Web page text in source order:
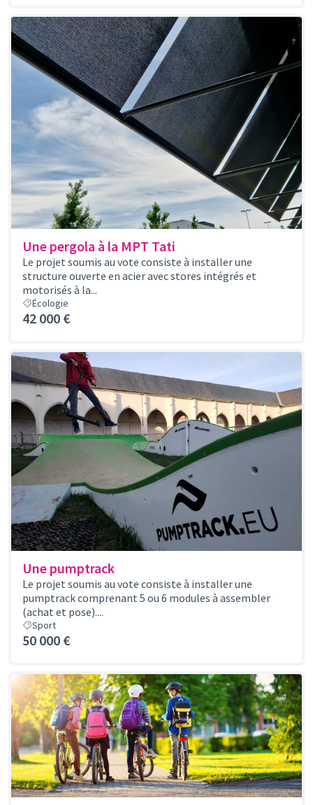
Une pergola à la MPT Tati
Le projet soumis au vote consiste à installer une
structure ouverte en acier avec stores intégrés et
motorisés à la...
Écologie
42 000 €
Une pumptrack
Le projet soumis au vote consiste à installer une
pumptrack comprenant 5 ou 6 modules à assembler
(achat et pose)....
Sport
50 000 €